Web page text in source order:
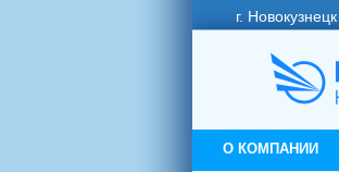
г. Новокузнецк
О КОМПАНИИ